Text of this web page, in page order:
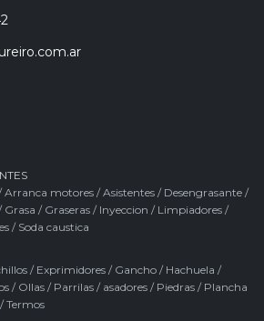
Arranca motores /Asistentes / Desengrasante /
Grasa / Graseras / Inyeccion / Limpiadores /
/ Soda caustica
/ Exprimidores / Gancho / Hachuela /
/ Ollas / Parrilas / asadores / Piedras / Plancha
/Termos